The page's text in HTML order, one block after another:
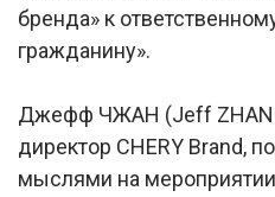
бренда» к
гражданину».
Джефф ЧЖАН (Jeff
директор CHERY Brand,
мыслями на